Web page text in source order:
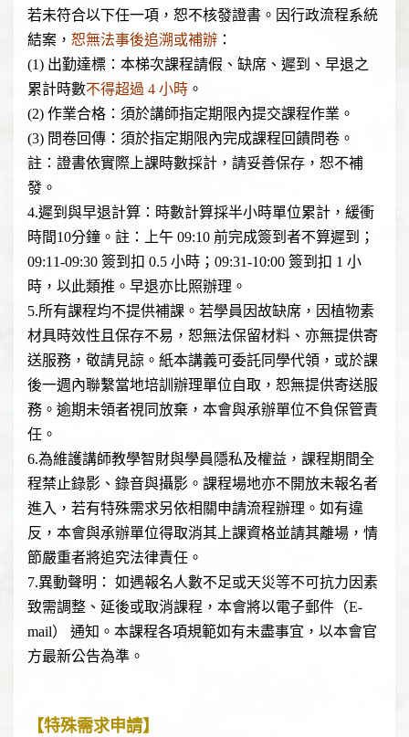
若未符合以下任一項，恕不核發證書。因行政流程系統
結案， 恕無法事後追溯或補辦 ：
(1) 出勤達標：本梯次課程請假、缺席、遲到、早退之
累計時數不得超過 4 小時 。
(2) 作業合格：須於講師指定期限內提交課程作業。
(3) 問卷回傳：須於指定期限內完成課程回饋問卷。
註：證書依實際上課時數採計，請妥善保存，恕不補
發。
4.遲到與早退計算：時數計算採半小時單位累計，緩衝
時間10分鐘。註：上午 09:10 前完成簽到者不算遲到；
09:11-09:30 簽到扣 0.5 小時；09:31-10:00 簽到扣 1 小
時，以此類推。早退亦比照辦理。
5.所有課程均不提供補課。若學員因故缺席，因植物素
材具時效性且保存不易，恕無法保留材料、亦無提供寄
送服務，敬請見諒。紙本講義可委託同學代領，或於課
後一週內聯繫當地培訓辦理單位自取，恕無提供寄送服
務。逾期未領者視同放棄，本會與承辦單位不負保管責
任。
6.為維護講師教學智財與學員隱私及權益，課程期間全
程禁止錄影、錄音與攝影。課程場地亦不開放未報名者
進入，若有特殊需求另依相關申請流程辦理。如有違
反，本會與承辦單位得取消其上課資格並請其離場，情
節嚴重者將追究法律責任。
7.異動聲明： 如遇報名人數不足或天災等不可抗力因素
致需調整、延後或取消課程，本會將以電子郵件（E-
mail） 通知。本課程各項規範如有未盡事宜，以本會官
方最新公告為準。
【特殊需求申請】